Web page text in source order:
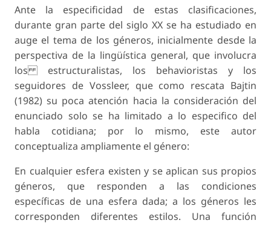
Ante la especificidad de estas clasificaciones,
durante gran parte del siglo XX se ha estudiado en
auge el tema de los géneros, inicialmente desde la
perspectiva de la lingüística general, que involucra
los estructuralistas, los behavioristas y los
seguidores de Vossleer, que como rescata Bajtin
(1982) su poca atención hacia la consideración del
enunciado solo se ha limitado a lo especifico del
habla cotidiana; por lo mismo, este autor
conceptualiza ampliamente el género:
En cualquier esfera existen y se aplican sus propios
géneros, que responden a las condiciones
específicas de una esfera dada; a los géneros les
corresponden diferentes estilos. Una función